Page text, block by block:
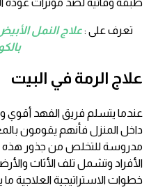
طبقة وقائية لصد مؤثرات عودة
تعرف على :علاج النمل
علاج الرمة في البيت
عندما يتسلم فريق الفهد أقوي
داخل المنزل فأنهم يقومون
مدروسة للتخلص من جذور هذه
الأفراد وتشمل تلف الأثاث
خطوات الاستراتيجية العلاجية ما